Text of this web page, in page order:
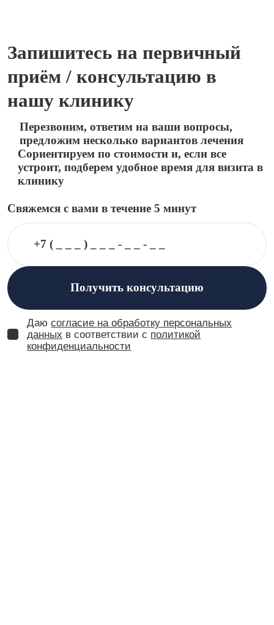
Запишитесь на первичный
приём / консультацию в
нашу клинику
Перезвоним, ответим на ваши вопросы,
предложим несколько вариантов лечения
Сориентируем по стоимости и, если все
устроит, подберем удобное время для визита в
клинику
Свяжемся с вами в течение 5 минут
Получить консультацию
Даюсогласие на обработку персональных
данных в соответствии с политикой
конфиденциальности